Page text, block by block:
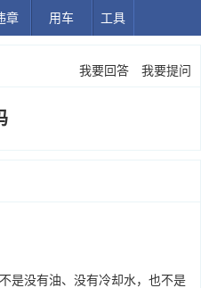
章 用车 工具
我要回答 我要提问
是没有油、没有冷却水，也不是